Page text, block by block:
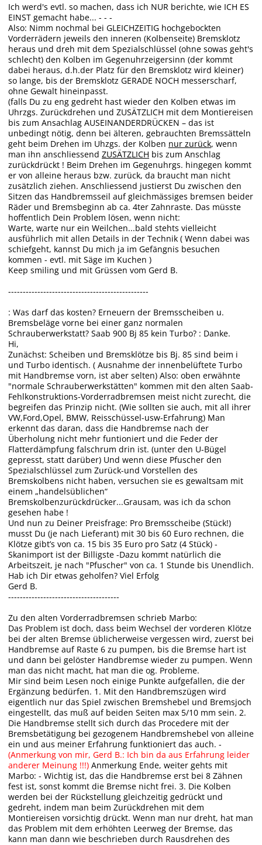
Ich werd's evtl. so machen, dass ich NUR berichte, wie ICH ES
EINST gemacht habe... - - -
Also: Nimm nochmal bei GLEICHZEITIG hochgebockten
Vorderrädern jeweils den inneren (Kolbenseite) Bremsklotz
heraus und dreh mit dem Spezialschlüssel (ohne sowas geht's
schlecht) den Kolben im Gegenuhrzeigersinn (der kommt
dabei heraus, d.h.der Platz für den Bremsklotz wird kleiner)
so lange, bis der Bremsklotz GERADE NOCH messerscharf,
ohne Gewalt hineinpasst.
(falls Du zu eng gedreht hast wieder den Kolben etwas im
Uhrzgs. Zurückdrehen und ZUSÄTZLICH mit dem Montiereisen
bis zum Ansachlag AUSEINANDERDRÜCKEN – das ist
unbedingt nötig, denn bei älteren, gebrauchten Bremssätteln
geht beim Drehen im Uhzgs. der Kolben nur zurück, wenn
man ihn anschliessend ZUSÄTZLICH bis zum Anschlag
zurückdrückt ! Beim Drehen im Gegenuhrgs. hingegen kommt
er von alleine heraus bzw. zurück, da braucht man nicht
zusätzlich ziehen. Anschliessend justierst Du zwischen den
Sitzen das Handbremsseil auf gleichmässiges bremsen beider
Räder und Bremsbeginn ab ca. 4ter Zahnraste. Das müsste
hoffentlich Dein Problem lösen, wenn nicht:
Warte, warte nur ein Weilchen...bald stehts vielleicht
ausführlich mit allen Details in der Technik ( Wenn dabei was
schiefgeht, kannst Du mich ja im Gefängnis besuchen
kommen - evtl. mit Säge im Kuchen )
Keep smiling und mit Grüssen vom Gerd B.
------------------------------------------------
: Was darf das kosten? Erneuern der Bremsscheiben u.
Bremsbeläge vorne bei einer ganz normalen
Schrauberwerkstatt? Saab 900 Bj 85 kein Turbo? : Danke.
Hi,
Zunächst: Scheiben und Bremsklötze bis Bj. 85 sind beim i
und Turbo identisch. ( Ausnahme der innenbelüftete Turbo
mit Handbremse vorn, ist aber selten) Also: oben erwähnte
"normale Schrauberwerkstätten" kommen mit den alten Saab-
Fehlkonstruktions-Vorderradbremsen meist nicht zurecht, die
begreifen das Prinzip nicht. (Wie sollten sie auch, mit all ihrer
VW,Ford,Opel, BMW, Reisschüssel-usw-Erfahrung) Man
erkennt das daran, dass die Handbremse nach der
Überholung nicht mehr funtioniert und die Feder der
Flatterdämpfung falschrum drin ist. (unter den U-Bügel
gepresst, statt darüber) Und wenn diese Pfuscher den
Spezialschlüssel zum Zurück-und Vorstellen des
Bremskolbens nicht haben, versuchen sie es gewaltsam mit
einem „handelsüblichen“
Bremskolbenzurückdrücker...Grausam, was ich da schon
gesehen habe !
Und nun zu Deiner Preisfrage: Pro Bremsscheibe (Stück!)
musst Du (je nach Lieferant) mit 30 bis 60 Euro rechnen, die
Klötze gibt’s von ca. 15 bis 35 Euro pro Satz (4 Stück) -
Skanimport ist der Billigste -Dazu kommt natürlich die
Arbeitszeit, je nach "Pfuscher" von ca. 1 Stunde bis Unendlich.
Hab ich Dir etwas geholfen? Viel Erfolg
Gerd B.
--------------------------------------
Zu den alten Vorderradbremsen schrieb Marbo:
Das Problem ist doch, dass beim Wechsel der vorderen Klötze
bei der alten Bremse üblicherweise vergessen wird, zuerst bei
Handbremse auf Raste 6 zu pumpen, bis die Bremse hart ist
und dann bei gelöster Handbremse wieder zu pumpen. Wenn
man das nicht macht, hat man die og. Probleme.
Mir sind beim Lesen noch einige Punkte aufgefallen, die der
Ergänzung bedürfen. 1. Mit den Handbremszügen wird
eigentlich nur das Spiel zwischen Bremshebel und Bremsjoch
eingestellt, das muß auf beiden Seiten max 5/10 mm sein. 2.
Die Handbremse stellt sich durch das Procedere mit der
Bremsbetätigung bei gezogenem Handbremshebel von alleine
ein und aus meiner Erfahrung funktioniert das auch. -
(Anmerkung von mir, Gerd B.: Ich bin da aus Erfahrung leider
anderer Meinung !!!) Anmerkung Ende, weiter gehts mit
Marbo: - Wichtig ist, das die Handbremse erst bei 8 Zähnen
fest ist, sonst kommt die Bremse nicht frei. 3. Die Kolben
werden bei der Rückstellung gleichzeitig gedrückt und
gedreht, indem man beim Zurückdrehen mit dem
Montiereisen vorsichtig drückt. Wenn man nur dreht, hat man
das Problem mit dem erhöhten Leerweg der Bremse, das
kann man dann wie beschrieben durch Rausdrehen des